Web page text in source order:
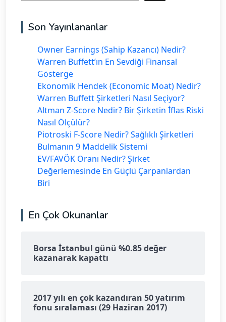
Son Yayınlananlar
Owner Earnings (Sahip Kazancı) Nedir?
Warren Buffett’ın En Sevdiği Finansal
Gösterge
Ekonomik Hendek (Economic Moat) Nedir?
Warren Buffett Şirketleri Nasıl Seçiyor?
Altman Z-Score Nedir? Bir Şirketin İflas Riski
Nasıl Ölçülür?
Piotroski F-Score Nedir? Sağlıklı Şirketleri
Bulmanın 9 Maddelik Sistemi
EV/FAVÖK Oranı Nedir? Şirket
Değerlemesinde En Güçlü Çarpanlardan
Biri
En Çok Okunanlar
Borsa İstanbul günü %0.85 değer
kazanarak kapattı
2017 yılı en çok kazandıran 50 yatırım
fonu sıralaması (29 Haziran 2017)